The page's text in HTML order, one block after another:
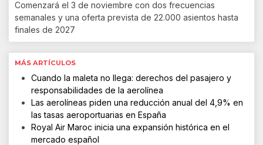
Comenzará el 3 de noviembre con dos frecuencias
semanales y una oferta prevista de 22.000 asientos hasta
finales de 2027
MÁS ARTÍCULOS
Cuando la maleta no llega: derechos del pasajero y
responsabilidades de la aerolínea
Las aerolíneas piden una reducción anual del 4,9% en
las tasas aeroportuarias en España
Royal Air Maroc inicia una expansión histórica en el
mercado español